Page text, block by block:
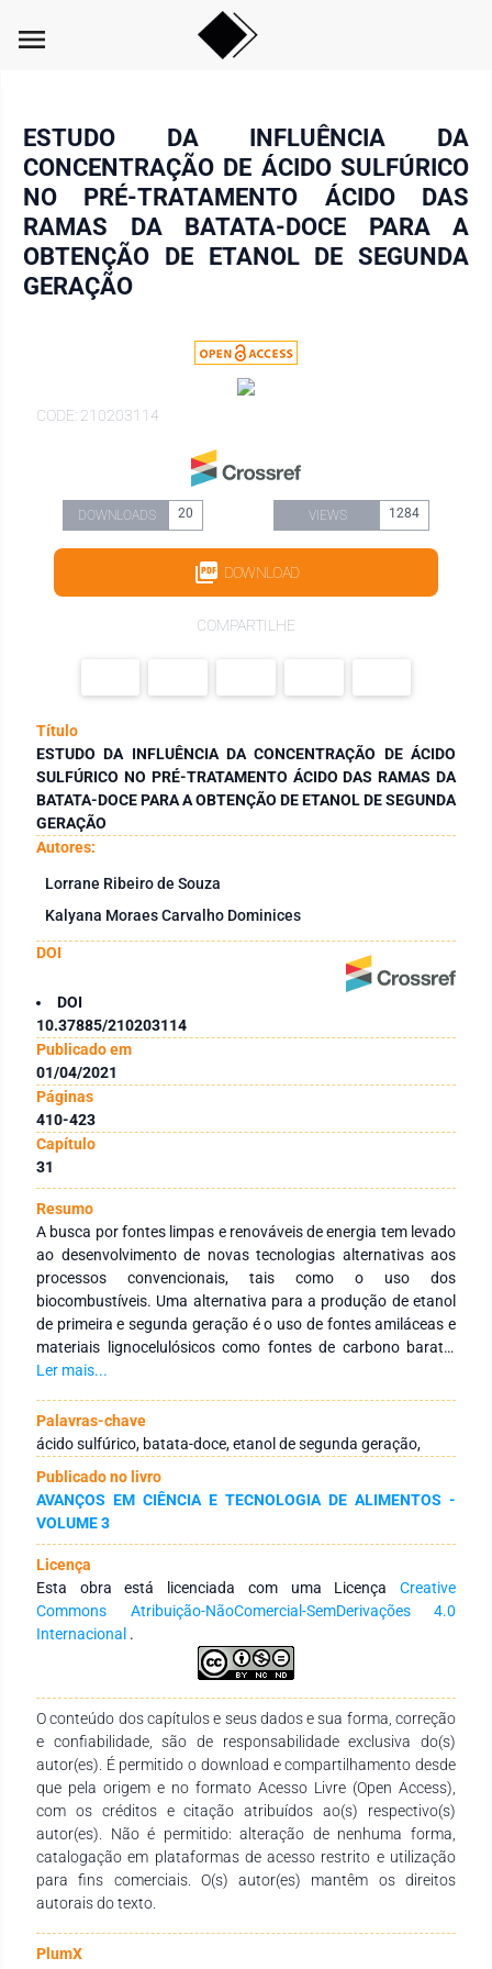
menu
ESTUDO DA INFLUÊNCIA DA
CONCENTRAÇÃO DE ÁCIDO SULFÚRICO
NO PRÉ-TRATAMENTO ÁCIDO DAS
RAMAS DA BATATA-DOCE PARA A
OBTENÇÃO DE ETANOL DE SEGUNDA
GERAÇÃO
CODE: 210203114
DOWNLOADS 20 VIEWS 1284
DOWNLOAD
COMPARTILHE
Título
ESTUDO DA INFLUÊNCIA DA CONCENTRAÇÃO DE ÁCIDO
SULFÚRICO NO PRÉ-TRATAMENTO ÁCIDO DAS RAMAS DA
BATATA-DOCE PARA A OBTENÇÃO DE ETANOL DE SEGUNDA
GERAÇÃO
Autores:
Lorrane Ribeiro de Souza
Kalyana Moraes Carvalho Dominices
DOI
DOI
10.37885/210203114
Publicado em
01/04/2021
Páginas
410-423
Capítulo
31
Resumo
A busca por fontes limpas e renováveis de energia tem levado
ao desenvolvimento de novas tecnologias alternativas aos
processos convencionais, tais como o uso dos
biocombustíveis. Uma alternativa para a produção de etanol
de primeira e segunda geração é o uso de fontes amiláceas e
materiais lignocelulósicos como fontes de carbono barato,
renovável e sustentável. Levando-se estes pontos em
considerada um substrato promissor para fermentação
alcoólica, uma vez que apresenta elevados teores de amido,
na faixa de 32 a 70%. Com isso, o objetivo deste trabalho foi,
produzir etanol de segunda geração proveniente da raiz e das
ramas da batata-doce da cultivar ´Duda`. Para a obtenção de
etanol de segunda geração foi realizado um estudo da
hidrólise ácida das ramas da batata-doce, com cargas de
sólido de 20% (m/m)], nas concentrações de ácido sulfúrico
[1, 1,5 e 2% (m/v)], nos tempos (0, 15, 30, e 60 minutos)
fixando a temperatura em 121°C. Para o estudo da produção
de etanol de primeira geração utilizando as raízes da batata-
doce, foi realizado um planejamento experimental visando a
preparo da matéria prima, determinação do teor de umidade e
matéria seca. Em seguida foi feito o pré-tratamento ácido das
ramas, caracterização da parte líquida, e quantificação dos
carboidratos respectivamente. Nas concentrações acida de 2
%(m/v) de ácido sulfúrico notou-se uma elevação nos níveis
de glicose e xilose com teores de 3,8130 e 8,9745 g/L
respectivamente, assim como o destaque para o tempo
reacional entre 30 e 60 minutos.
Ler mais...
Palavras-chave
ácido sulfúrico, batata-doce, etanol de segunda geração,
Publicado no livro
AVANÇOS EM CIÊNCIA E TECNOLOGIA DE ALIMENTOS -
VOLUME 3
Licença
Esta obra está licenciada com uma Licença Creative
Commons Atribuição-NãoComercial-SemDerivações 4.0
Internacional .
O conteúdo dos capítulos e seus dados e sua forma, correção
e confiabilidade, são de responsabilidade exclusiva do(s)
autor(es). É permitido o download e compartilhamento desde
que pela origem e no formato Acesso Livre (Open Access),
com os créditos e citação atribuídos ao(s) respectivo(s)
autor(es). Não é permitido: alteração de nenhuma forma,
catalogação em plataformas de acesso restrito e utilização
para fins comerciais. O(s) autor(es) mantêm os direitos
autorais do texto.
PlumX